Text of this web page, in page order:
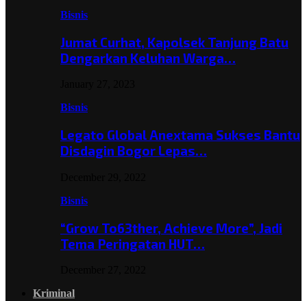
Bisnis
Jumat Curhat, Kapolsek Tanjung Batu
Dengarkan Keluhan Warga…
Bisnis
Legato Global Anextama Sukses Bantu
Disdagin Bogor Lepas…
Bisnis
“Grow To63ther, Achieve More”, Jadi
Tema Peringatan HUT…
Kriminal